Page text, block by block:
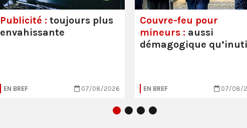
Publicité : toujours plus
envahissante
EN BREF 07/08/2026
Couvre-feu pour
mineurs : aussi
démagogique
EN BREF 07/08/